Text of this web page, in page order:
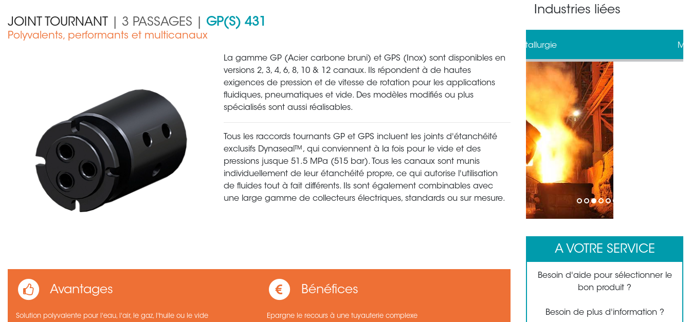
JOINT TOURNANT | 3 PASSAGES | GP(S) 431
Polyvalents, performants et multicanaux
La gamme GP (Acier carbone bruni) et GPS (Inox) sont disponibles en
versions 2, 3, 4, 6, 8, 10 & 12 canaux. Ils répondent à de hautes
exigences de pression et de vitesse de rotation pour les applications
fluidiques, pneumatiques et vide. Des modèles modifiés ou plus
spécialisés sont aussi réalisables.
Tous les raccords tournants GP et GPS incluent les joints d'étanchéité
exclusifs Dynaseal™, qui conviennent à la fois pour le vide et des
pressions jusque 51.5 MPa (515 bar). Tous les canaux sont munis
individuellement de leur étanchéité propre, ce qui autorise l'utilisation
de fluides tout à fait différents. Ils sont également combinables avec
une large gamme de collecteurs électriques, standards ou sur mesure.
Avantages
Solution polyvalente pour l'eau, l'air, le gaz, l'huile ou le vide
Bénéfices
Epargne le recours à une tuyauterie complexe
Industries liées
1 2 3 4 5
A VOTRE SERVICE
Besoin d'aide pour sélectionner le
bon produit ?
Besoin de plus d'information ?